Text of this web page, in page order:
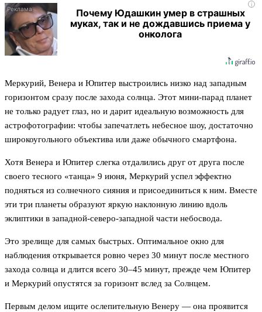
i
Почему Юдашкин умер в страшных
муках, так и не дождавшись приема у
онколога
Меркурий, Венера и Юпитер выстроились низко над западным
горизонтом сразу после захода солнца. Этот мини-парад планет
не только радует глаз, но и дарит идеальную возможность для
астрофотографии: чтобы запечатлеть небесное шоу, достаточно
широкоугольного объектива или даже обычного смартфона.
Хотя Венера и Юпитер слегка отдалились друг от друга после
своего тесного «танца» 9 июня, Меркурий успел эффектно
подняться из солнечного сияния и присоединиться к ним. Вместе
эти три планеты образуют яркую наклонную линию вдоль
эклиптики в западной-северо-западной части небосвода.
Это зрелище для самых быстрых. Оптимальное окно для
наблюдения открывается ровно через 30 минут после местного
захода солнца и длится всего 30–45 минут, прежде чем Юпитер
и Меркурий опустятся за горизонт вслед за Солнцем.
Первым делом ищите ослепительную Венеру — она проявится